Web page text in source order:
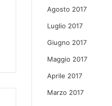
Agosto 2017
Luglio 2017
Giugno 2017
Maggio 2017
Aprile 2017
Marzo 2017